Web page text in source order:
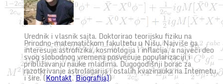
Urednik i vlasnik sajta. Doktorirao teorijsku fiziku na
Prirodno-matematičkom fakultetu u Nišu. Najviše ga
interesuje astrofizika, kosmologija i inflacija, a najveći deo
svog slobodnog vremena posvećuje popularizaciji i
približavanju nauke mladima. Dugogodišnji borac za
razotkrivanje astrolagarija i ostalih kvazinauka na Internetu,
i šire. (Kontakt,Biografija))